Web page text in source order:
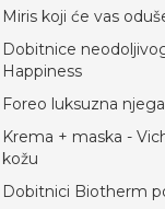
Miris koji će vas
Dobitnice
Happiness
Foreo luksuzna
Krema + maska -
kožu
Dobitnici Biotherm